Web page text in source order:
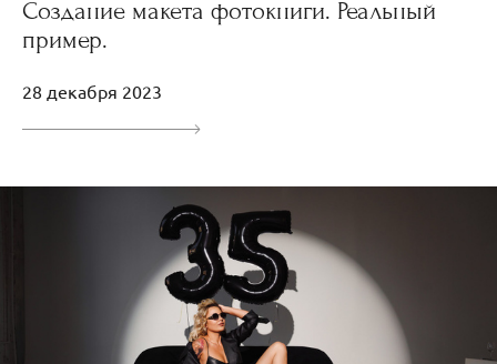
Создание макета фотокниги. Реальный
пример.
28 декабря 2023